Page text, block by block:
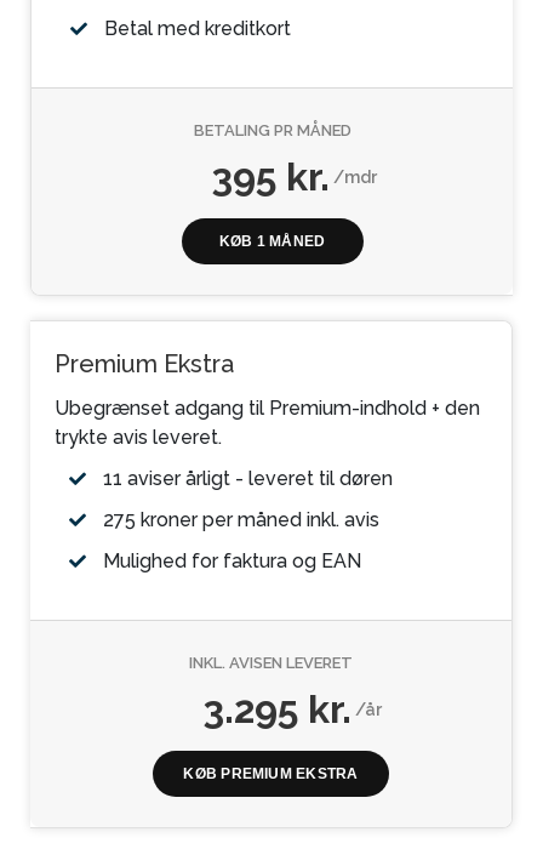
Betal med kreditkort
BETALING PR MÅNED
395 kr./mdr
KØB 1 MÅNED
Premium Ekstra
Ubegrænset adgang til Premium-indhold + den
trykte avis leveret.
11 aviser årligt - leveret til døren
275 kroner per måned inkl. avis
Mulighed for faktura og EAN
INKL. AVISEN LEVERET
3.295 kr./år
KØB PREMIUM EKSTRA